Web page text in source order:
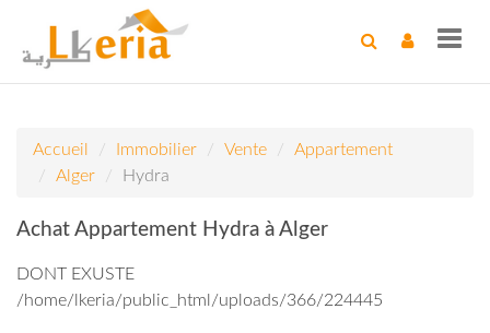
Accueil Immobilier Vente
Appartement
Alger
Hydra
Achat Appartement Hydra à Alger
DONT EXUSTE
/home/lkeria/public_html/uploads/366/224445